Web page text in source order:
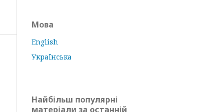
Мова
English
Українська
Найбільш популярні
матеріали за останній